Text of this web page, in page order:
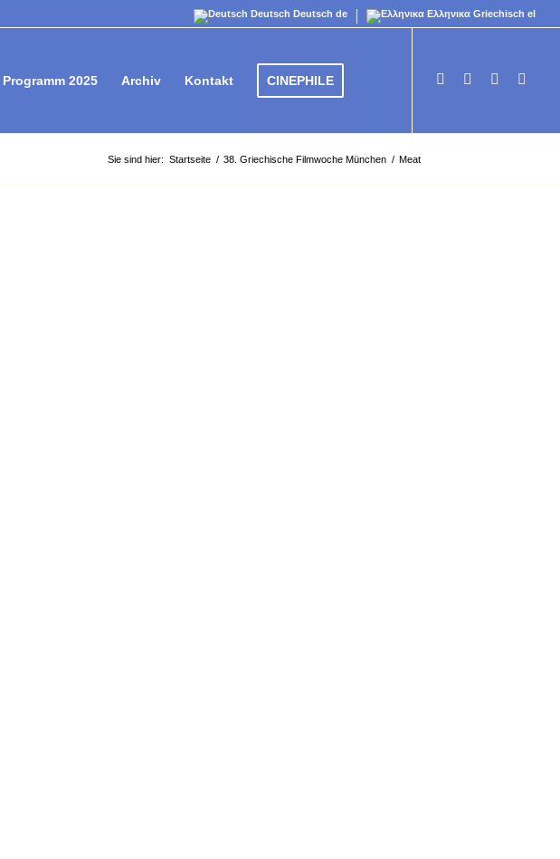
Deutsch Deutsch de Ελληνικα Griechisch el
Programm 2025 Archiv Kontakt CINEPHILE
Sie sind hier: Startseite / 38. Griechische Filmwoche München / Meat